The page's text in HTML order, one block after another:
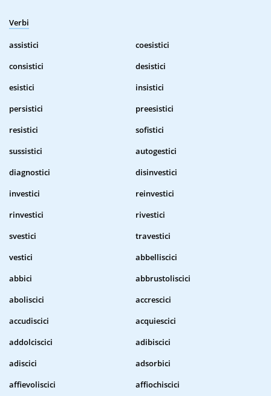
Verbi
assistici
coesistici
consistici
desistici
esistici
insistici
persistici
preesistici
resistici
sofistici
sussistici
autogestici
diagnostici
disinvestici
investici
reinvestici
rinvestici
rivestici
svestici
travestici
vestici
abbelliscici
abbici
abbrustoliscici
aboliscici
accrescici
accudiscici
acquiescici
addolciscici
adibiscici
adiscici
adsorbici
affievoliscici
affiochiscici